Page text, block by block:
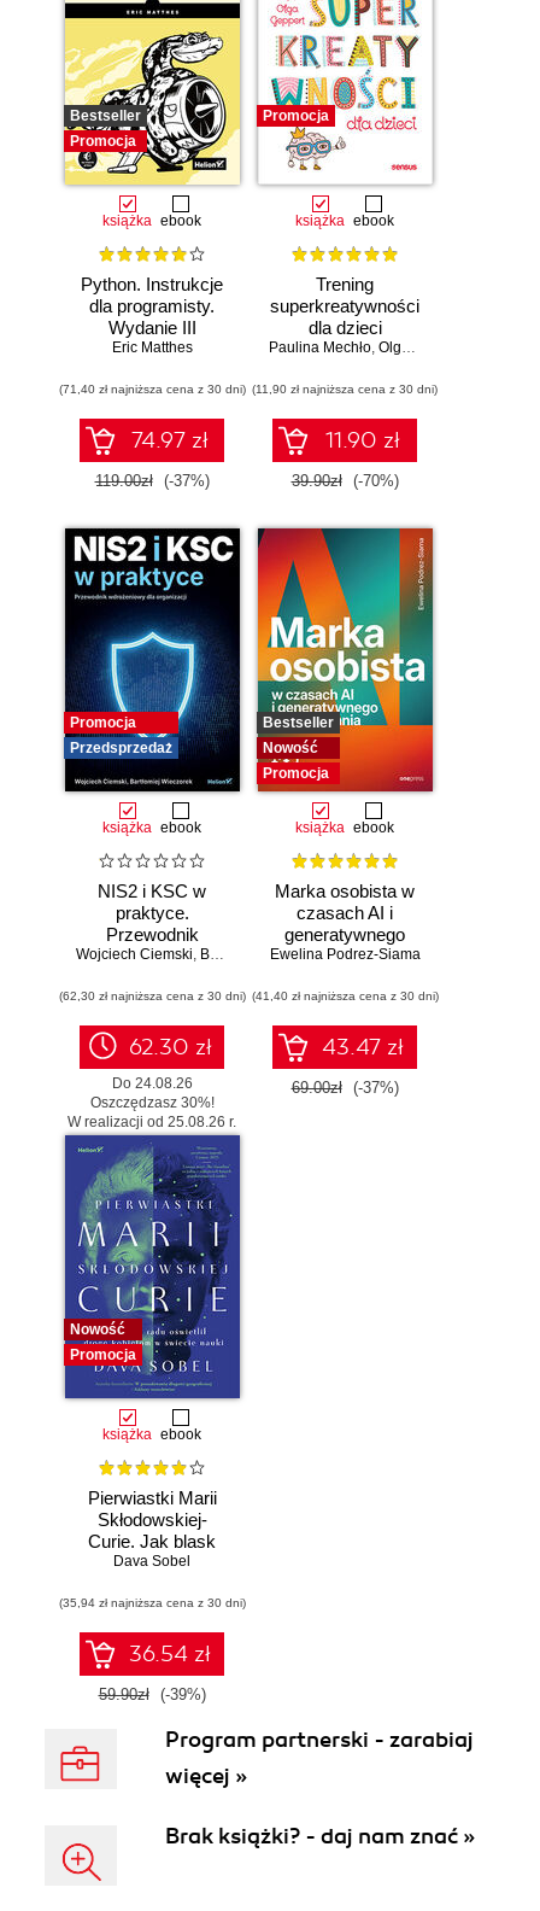
Bestseller
Promocja
książka ebook
Python. Instrukcje
dla programisty.
Wydanie III
Eric Matthes
(71,40 zł najniższa cena z 30 dni)
74.97 zł
119.00zł (-37%)
Promocja
książka ebook
Trening
superkreatywności
dla dzieci
Paulina Mechło, Olga Geppert
(11,90 zł najniższa cena z 30 dni)
11.90 zł
39.90zł (-70%)
Promocja
Przedsprzedaż
książka ebook
NIS2 i KSC w
praktyce.
Przewodnik
wdrożeniowy dla
Wojciech Ciemski, Bartłomiej Wieczorek
(62,30 zł najniższa cena z 30 dni)
62.30 zł
Do 24.08.26
Oszczędzasz 30%!
W realizacji od 25.08.26 r.
Bestseller
Nowość
Promocja
książka ebook
Marka osobista w
czasach AI i
generatywnego
wyszukiwania
Ewelina Podrez-Siama
(41,40 zł najniższa cena z 30 dni)
43.47 zł
69.00zł (-37%)
Nowość
Promocja
książka ebook
Pierwiastki Marii
Skłodowskiej-
Curie. Jak blask
radu oświetlił drogę
świecie nauki
Dava Sobel
(35,94 zł najniższa cena z 30 dni)
36.54 zł
59.90zł (-39%)
Program partnerski - zarabiaj
więcej »
Brak książki? - daj nam znać »